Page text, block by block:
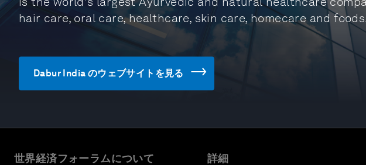
hair care, oral care, healthcare, skin care, homecare and
Dabur India のウェブサイトを見る
世界経済フォーラムについて 詳細